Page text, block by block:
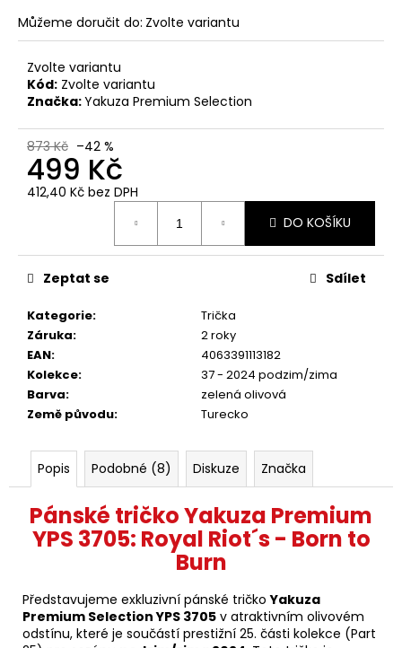
Můžeme doručit do: Zvolte variantu
Zvolte variantu
Kód: Zvolte variantu
Značka:Yakuza Premium Selection
873 Kč –42 %
499 Kč
412,40 Kč bez DPH
DO KOŠÍKU
Kategorie:
Trička
Záruka:
2 roky
EAN:
4063391113182
Kolekce:
37 - 2024 podzim/zima
Barva:
zelená olivová
Země původu: Turecko
Zeptat se Sdílet
Popis Podobné (8) Diskuze Značka
Pánské tričko Yakuza Premium
YPS 3705: Royal Riot´s - Born to
Burn
Představujeme exkluzivní pánské tričkoYakuza
Premium Selection YPS 3705 v atraktivním olivovém
odstínu, které je součástí prestižní 25. části kolekce (Part
m
e
PÁNSKÉ
OLIVOVÉ
TRIČKO
YAKUZA
PREMIUM
BL-
204
848
Kč